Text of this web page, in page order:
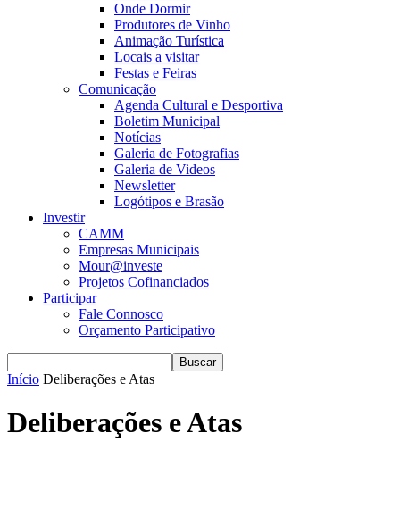
Onde Dormir
Produtores de Vinho
Animação Turística
Locais a visitar
Festas e Feiras
Comunicação
Agenda Cultural e Desportiva
Boletim Municipal
Notícias
Galeria de Fotografias
Galeria de Videos
Newsletter
Logótipos e Brasão
Investir
CAMM
Empresas Municipais
Mour@investe
Projetos Cofinanciados
Participar
Fale Connosco
Orçamento Participativo
Início Deliberações e Atas
Deliberações e Atas